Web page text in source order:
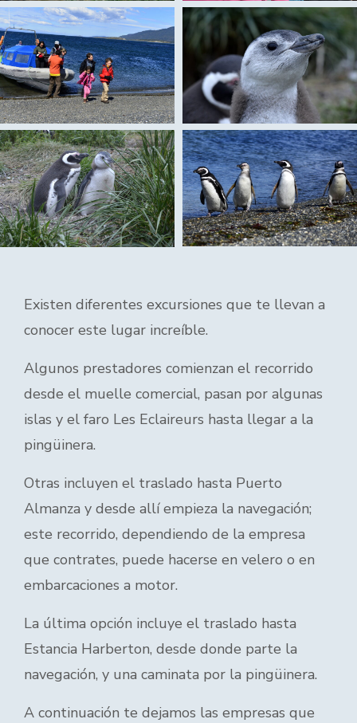
Existen diferentes excursiones que te llevan a
conocer este lugar increíble.
Algunos prestadores comienzan el recorrido
desde el muelle comercial, pasan por algunas
islas y el faro Les Eclaireurs hasta llegar a la
pingüinera.
Otras incluyen el traslado hasta Puerto
Almanza y desde allí empieza la navegación;
este recorrido, dependiendo de la empresa
que contrates, puede hacerse en velero o en
embarcaciones a motor.
La última opción incluye el traslado hasta
Estancia Harberton, desde donde parte la
navegación, y una caminata por la pingüinera.
A continuación te dejamos las empresas que